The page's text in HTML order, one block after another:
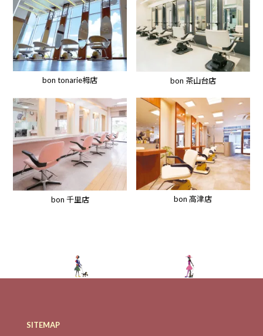
bon tonarie栂店 bon 茶山台店
bon 千里店 bon 高津店
SITEMAP